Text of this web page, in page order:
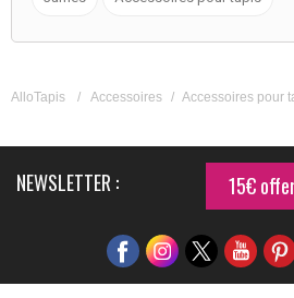
AlloTapis / Accessoires / Accessoires pour
NEWSLETTER : 15€